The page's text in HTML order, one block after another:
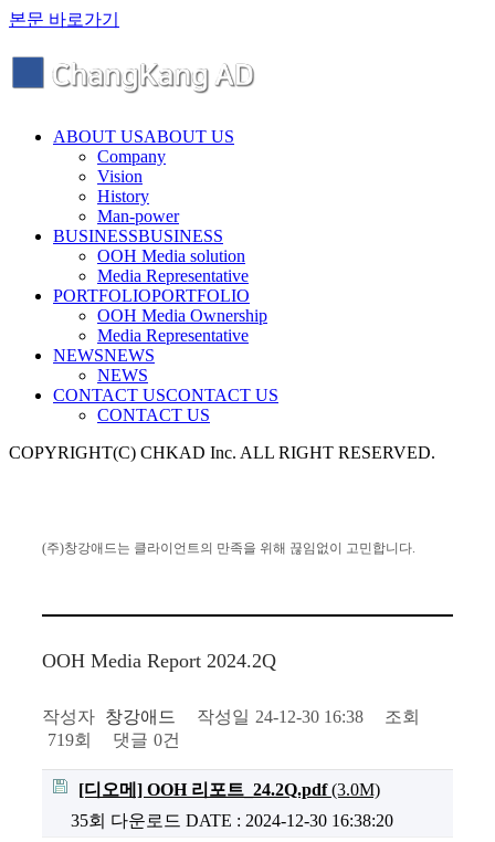
본문 바로가기
ABOUT USABOUT US
Company
Vision
History
Man-power
BUSINESSBUSINESS
OOH Media solution
Media Representative
PORTFOLIOPORTFOLIO
OOH Media Ownership
Media Representative
NEWSNEWS
NEWS
CONTACT USCONTACT US
CONTACT US
COPYRIGHT(C) CHKAD Inc. ALL RIGHT RESERVED.
(주)창강애드는 클라이언트의 만족을 위해 끊임없이 고민합니다.
OOH Media Report 2024.2Q
작성자 창강애드 작성일 24-12-30 16:38
조회
719회
댓글 0건
[디오메] OOH 리포트_24.2Q.pdf(3.0M)
35회 다운로드 DATE : 2024-12-30 16:38:20